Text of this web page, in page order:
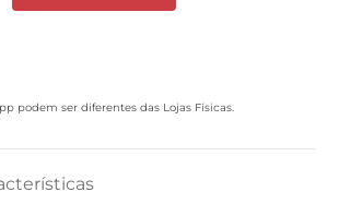
podem ser diferentes das Lojas Físicas.